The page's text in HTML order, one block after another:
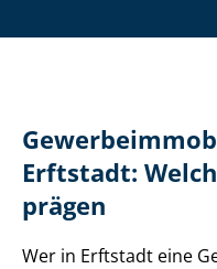
Erftstadt:
prägen
Wer in Erftstadt eine